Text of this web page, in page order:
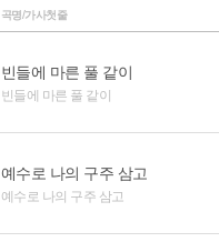
곡명/가사첫줄
빈들에 마른 풀 같이
빈들에 마른 풀 같이
예수로 나의 구주 삼고
예수로 나의 구주 삼고